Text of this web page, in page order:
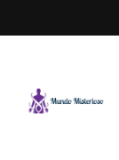
al